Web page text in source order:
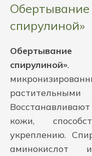
спирулиной»
спирулиной».
кожи,
укреплению.
аминокислот